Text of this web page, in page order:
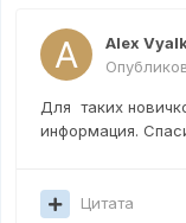
Alex
Для таких
информация.
Цитата